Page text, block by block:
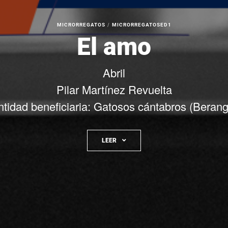
MICRORREGATOS / MICRORREGATOSED1
El amo
Abril
Pilar Martínez Revuelta
beneficiaria: Gatosos cántabros
LEER